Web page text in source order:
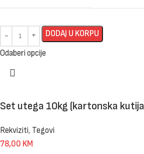
DODAJ U KORPU
Odaberi opcije
Set utega 10kg (kartonska
Rekviziti, Tegovi
78,00 KM